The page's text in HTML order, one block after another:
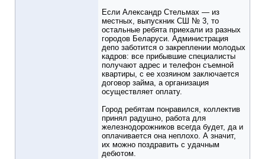
Если Александр Стельмах — из
местных, выпускник СШ № 3, то
остальные ребята приехали из разных
городов Беларуси. Администрация
депо заботится о закреплении молодых
кадров: все прибывшие специалисты
получают адрес и телефон съемной
квартиры, с ее хозяином заключается
договор займа, а организация
осуществляет оплату.
Город ребятам понравился, коллектив
принял радушно, работа для
железнодорожников всегда будет, да и
оплачивается она неплохо. А значит,
их можно поздравить с удачным
дебютом.